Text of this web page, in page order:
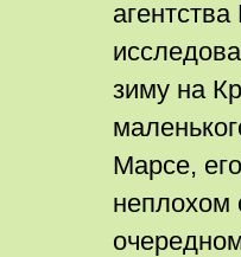
зиму на
Марсе,
неплохом